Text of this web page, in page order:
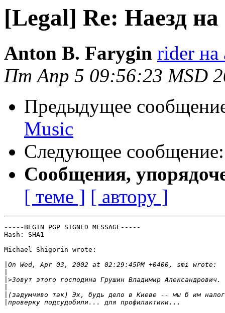
[Legal] Re: Наезд
Anton B. Farygin rider
Пт Апр 5 09:56:23 MSD
Предыдущее
Music
Следующее
Сообщения,
[ теме ] [ автору ]
-----BEGIN PGP SIGNED MESSAGE-----
Hash: SHA1
Michael Shigorin wrote:
|>